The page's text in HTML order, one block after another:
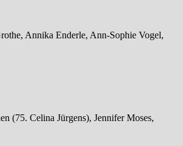
Annika Enderle, Ann-Sophie Vogel,
(75. Celina Jürgens), Jennifer Moses,